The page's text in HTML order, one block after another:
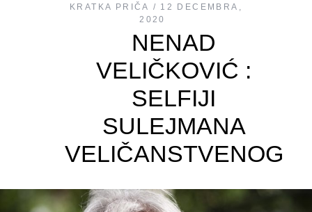
KRATKA PRIČA
12 DECEMBRA,
2020
NENAD
VELIČKOVIĆ :
SELFIJI
SULEJMANA
VELIČANSTVENOG